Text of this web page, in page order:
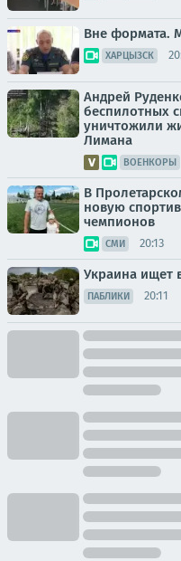
Вне формата.
ХАРЦЫЗСК
Андрей
беспилотных
уничтожили
Лимана
ВОЕНКОРЫ
В
новую
чемпионов
СМИ 20:13
Украина ищет
ПАБЛИКИ 20:11